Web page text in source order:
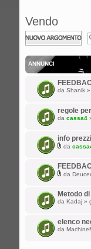
Vendo
Scrivi un nuovo
argomento
ANNUNCI
da Shanik
regole
da cassa4
info
da
da
Metodo
da Kadaj »
elenco
da